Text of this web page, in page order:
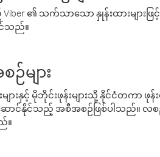
၏ သက်သာသော နှုန်းထားမျာ
င်သည်။
များ
ားနှင့် မိုဘိုင်းဖုန်းများသို့ နိုင်ငံတကာ
င်နိုင်သည့် အစီအစဉ်ဖြစ်ပါသည်။ လစ
။